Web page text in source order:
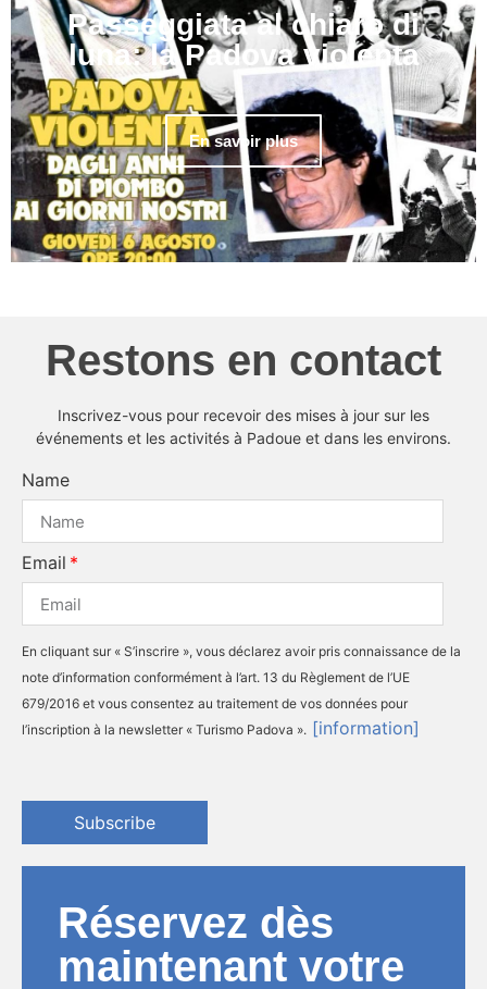
Passeggiata al chiaro di
luna: la Padova violenta
En savoir plus
Restons en contact
Inscrivez-vous pour recevoir des mises à jour sur les
événements et les activités à Padoue et dans les environs.
Name
Email
En cliquant sur « S’inscrire », vous déclarez avoir pris connaissance de la
note d’information conformément à l’art. 13 du Règlement de l’UE
679/2016 et vous consentez au traitement de vos données pour
l’inscription à la newsletter « Turismo Padova ». [information]
Subscribe
Réservez dès
maintenant votre